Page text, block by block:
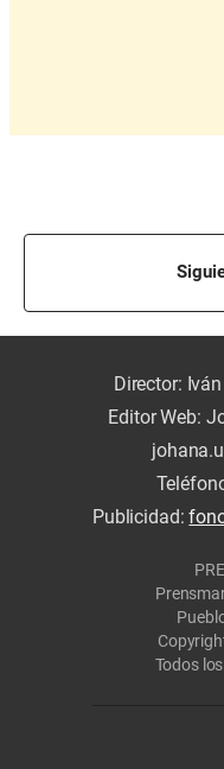
Director:
Editor Web:
Publicidad:
Todos